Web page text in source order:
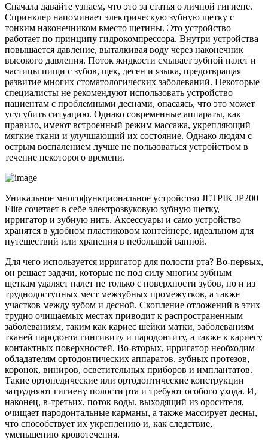
Сначала давайте узнаем, что это за статья о личной гигиене.
Спринклер напоминает электрическую зубную щетку с
тонким наконечником вместо щетины. Это устройство
работает по принципу гидрокомпрессора. Внутри устройства
повышается давление, выталкивая воду через наконечник
высокого давления. Поток жидкости смывает зубной налет и
частицы пищи с зубов, щек, десен и языка, предотвращая
развитие многих стоматологических заболеваний. Некоторые
специалисты не рекомендуют использовать устройство
пациентам с проблемными деснами, опасаясь, что это может
усугубить ситуацию. Однако современные аппараты, как
правило, имеют встроенный режим массажа, укрепляющий
мягкие ткани и улучшающий их состояние. Однако людям с
острым воспалением лучше не пользоваться устройством в
течение некоторого времени.
Уникальное многофункциональное устройство JETPIK JP200
Elite сочетает в себе электрозвуковую зубную щетку,
ирригатор и зубную нить. Аксессуары и само устройство
хранятся в удобном пластиковом контейнере, идеальном для
путешествий или хранения в небольшой ванной.
Для чего используется ирригатор для полости рта? Во-первых,
он решает задачи, которые не под силу многим зубным
щеткам удаляет налет не только с поверхности зубов, но и из
труднодоступных мест межзубных промежутков, а также
участков между зубом и десной. Скопление отложений в этих
трудно очищаемых местах приводит к распространенным
заболеваниям, таким как кариес шейки матки, заболеваниям
тканей пародонта гингивиту и пародонтиту, а также к кариесу
контактных поверхностей. Во-вторых, ирригатор необходим
обладателям ортодонтических аппаратов, зубных протезов,
коронок, виниров, осветительных приборов и имплантатов.
Такие ортопедические или ортодонтические конструкции
затрудняют гигиену полости рта и требуют особого ухода. И,
наконец, в-третьих, поток воды, выходящий из оросителя,
очищает пародонтальные карманы, а также массирует десны,
что способствует их укреплению и, как следствие,
уменьшению кровотечения.